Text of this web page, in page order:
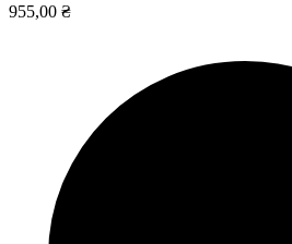
955,00 ₴